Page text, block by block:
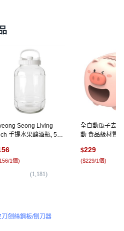
Seong Living
手提水果釀酒瓶, 5L,
1個)
(1,181)
全自動瓜子去殼
動 食品級材質
1個
$229
($229/1個)
刀刨絲鋼板/刨刀器